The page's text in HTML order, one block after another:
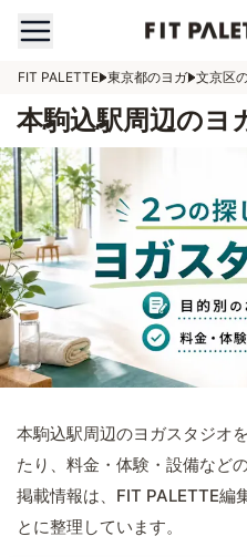
FIT PALETTE 東京都のヨガ 文京区
本駒込駅周辺のヨ
本駒込駅周辺のヨガスタジオ
たり、料金・体験・設備など
掲載情報は、FIT PALETTE編
とに整理しています。